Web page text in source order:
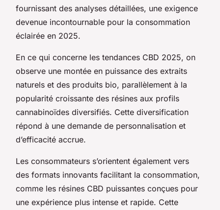
fournissant des analyses détaillées, une exigence
devenue incontournable pour la consommation
éclairée en 2025.
En ce qui concerne les tendances CBD 2025, on
observe une montée en puissance des extraits
naturels et des produits bio, parallèlement à la
popularité croissante des résines aux profils
cannabinoïdes diversifiés. Cette diversification
répond à une demande de personnalisation et
d’efficacité accrue.
Les consommateurs s’orientent également vers
des formats innovants facilitant la consommation,
comme les résines CBD puissantes conçues pour
une expérience plus intense et rapide. Cette